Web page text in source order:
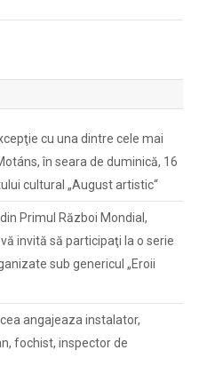
cu una dintre cele mai
în seara de duminică, 16
cultural „August artistic“
Primul Război Mondial,
invită să participaţi la o serie
sub genericul „Eroii
angajeaza instalator,
fochist, inspector de